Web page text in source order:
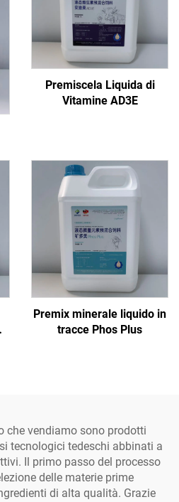
Premiscela Liquida di
Vitamine AD3E
Premix minerale liquido in
tracce Phos Plus
che vendiamo sono prodotti
tecnologici tedeschi abbinati a
Il primo passo del processo
delle materie prime
di alta qualità. Grazie